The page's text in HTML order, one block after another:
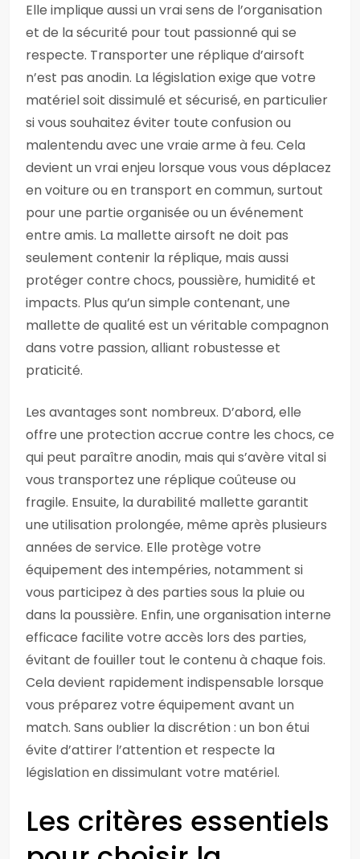
Elle implique aussi un vrai sens de l’organisation
et de la sécurité pour tout passionné qui se
respecte. Transporter une réplique d’airsoft
n’est pas anodin. La législation exige que votre
matériel soit dissimulé et sécurisé, en particulier
si vous souhaitez éviter toute confusion ou
malentendu avec une vraie arme à feu. Cela
devient un vrai enjeu lorsque vous vous déplacez
en voiture ou en transport en commun, surtout
pour une partie organisée ou un événement
entre amis. La mallette airsoft ne doit pas
seulement contenir la réplique, mais aussi
protéger contre chocs, poussière, humidité et
impacts. Plus qu’un simple contenant, une
mallette de qualité est un véritable compagnon
dans votre passion, alliant robustesse et
praticité.
Les avantages sont nombreux. D’abord, elle
offre une protection accrue contre les chocs, ce
qui peut paraître anodin, mais qui s’avère vital si
vous transportez une réplique coûteuse ou
fragile. Ensuite, la durabilité mallette garantit
une utilisation prolongée, même après plusieurs
années de service. Elle protège votre
équipement des intempéries, notamment si
vous participez à des parties sous la pluie ou
dans la poussière. Enfin, une organisation interne
efficace facilite votre accès lors des parties,
évitant de fouiller tout le contenu à chaque fois.
Cela devient rapidement indispensable lorsque
vous préparez votre équipement avant un
match. Sans oublier la discrétion : un bon étui
évite d’attirer l’attention et respecte la
législation en dissimulant votre matériel.
Les critères essentiels